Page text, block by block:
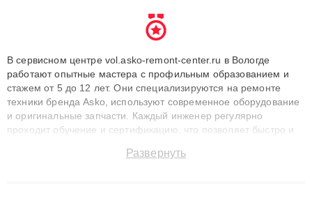
В сервисном центре vol.asko-remont-center.ru в Вологде
работают опытные мастера с профильным образованием и
стажем от 5 до 12 лет. Они специализируются на ремонте
техники бренда Asko, используют современное оборудование
и оригинальные запчасти. Каждый инженер регулярно
проходит обучение и сертификацию, что позволяет быстро и
сохранением гарантии до 3 лет. Наши мастера решают
Развернуть